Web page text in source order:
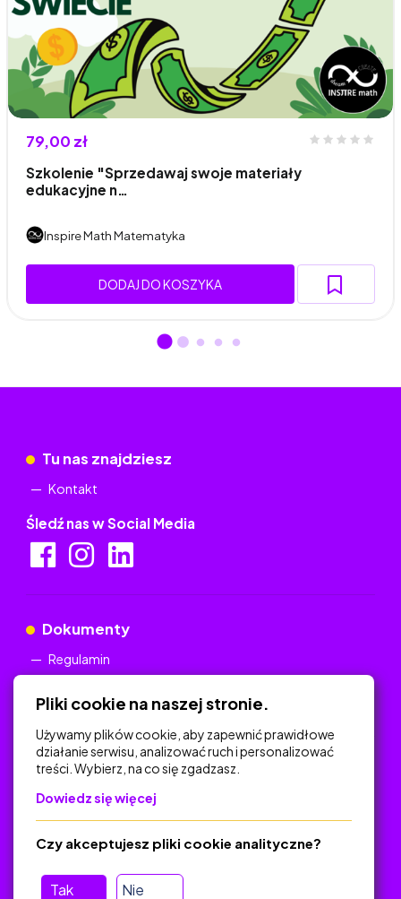
79,00 zł
Szkolenie "Sprzedawaj swoje materiały
edukacyjne n…
Inspire Math Matematyka
DODAJ DO KOSZYKA
Tu nas znajdziesz
Kontakt
Śledź nas w Social Media
Dokumenty
Regulamin
Na skróty
Polityka Prywatności
O platformie
Baza materiałów dydaktycznych
Pliki cookie na naszej stronie.
Używamy plików cookie, aby zapewnić prawidłowe
działanie serwisu, analizować ruch i personalizować
treści. Wybierz, na co się zgadzasz.
Dowiedz się więcej
Tak Nie
Czy akceptujesz pliki cookie analityczne?